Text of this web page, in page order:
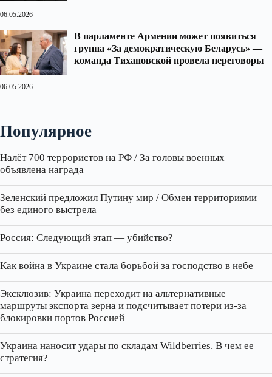
06.05.2026
В парламенте Армении может появиться
группа «За демократическую Беларусь» —
команда Тихановской провела переговоры
06.05.2026
Популярное
Налёт 700 террористов на РФ / За головы военных
объявлена награда
Зеленский предложил Путину мир / Обмен территориями
без единого выстрела
Россия: Следующий этап — убийство?
Как война в Украине стала борьбой за господство в небе
Эксклюзив: Украина переходит на альтернативные
маршруты экспорта зерна и подсчитывает потери из‑за
блокировки портов Россией
Украина наносит удары по складам Wildberries. В чем ее
стратегия?